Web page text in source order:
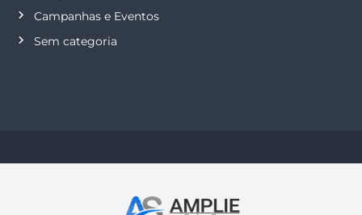
Campanhas e Eventos
Sem categoria